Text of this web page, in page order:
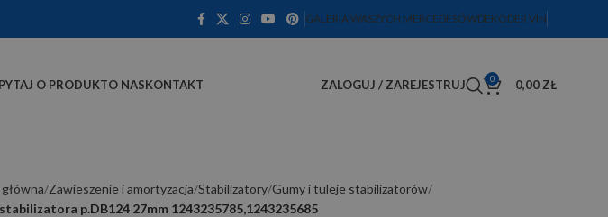
GALERIA WASZYCH MERCEDESÓWDEKODER VIN
O PRODUKTO NASKONTAKT ZALOGUJ / ZAREJESTRUJ 0 0,00 ZŁ
Zawieszenie i amortyzacja Stabilizatory Gumy i tuleje stabilizatorów
p.DB124 27mm 1243235785,1243235685